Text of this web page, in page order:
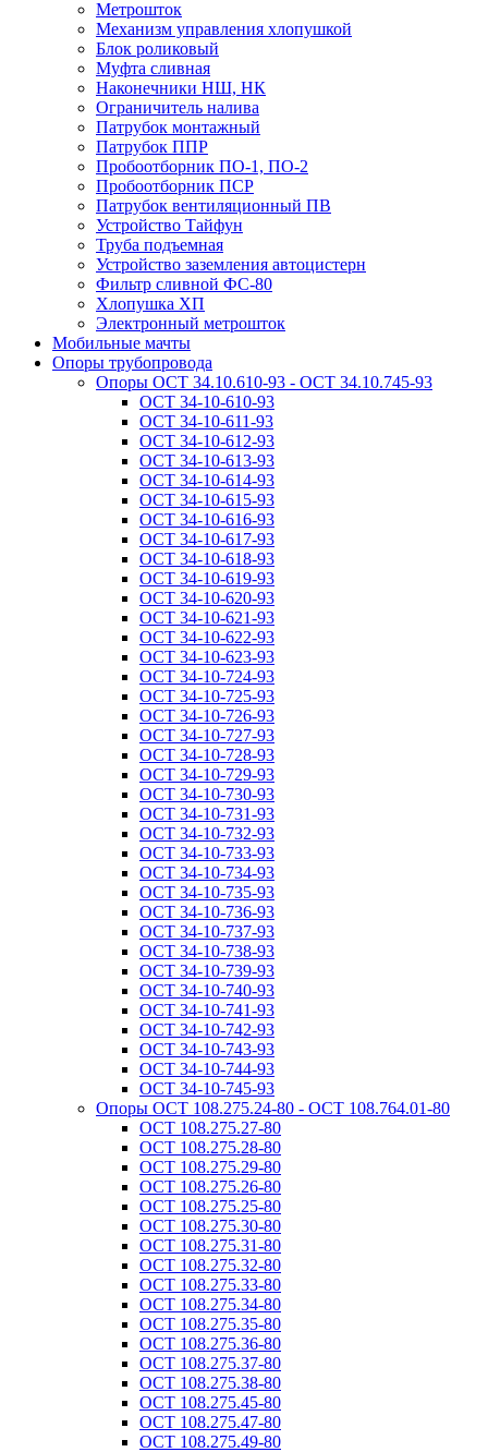
Метрошток
Механизм управления хлопушкой
Блок роликовый
Муфта сливная
Наконечники НШ, НК
Ограничитель налива
Патрубок монтажный
Патрубок ППР
Пробоотборник ПО-1, ПО-2
Пробоотборник ПСР
Патрубок вентиляционный ПВ
Устройство Тайфун
Труба подъемная
Устройство заземления автоцистерн
Фильтр сливной ФС-80
Хлопушка ХП
Электронный метрошток
Мобильные мачты
Опоры трубопровода
Опоры ОСТ 34.10.610-93 - ОСТ 34.10.745-93
ОСТ 34-10-610-93
ОСТ 34-10-611-93
ОСТ 34-10-612-93
ОСТ 34-10-613-93
ОСТ 34-10-614-93
ОСТ 34-10-615-93
ОСТ 34-10-616-93
ОСТ 34-10-617-93
ОСТ 34-10-618-93
ОСТ 34-10-619-93
ОСТ 34-10-620-93
ОСТ 34-10-621-93
ОСТ 34-10-622-93
ОСТ 34-10-623-93
ОСТ 34-10-724-93
ОСТ 34-10-725-93
ОСТ 34-10-726-93
ОСТ 34-10-727-93
ОСТ 34-10-728-93
ОСТ 34-10-729-93
ОСТ 34-10-730-93
ОСТ 34-10-731-93
ОСТ 34-10-732-93
ОСТ 34-10-733-93
ОСТ 34-10-734-93
ОСТ 34-10-735-93
ОСТ 34-10-736-93
ОСТ 34-10-737-93
ОСТ 34-10-738-93
ОСТ 34-10-739-93
ОСТ 34-10-740-93
ОСТ 34-10-741-93
ОСТ 34-10-742-93
ОСТ 34-10-743-93
ОСТ 34-10-744-93
ОСТ 34-10-745-93
Опоры ОСТ 108.275.24-80 - ОСТ 108.764.01-80
ОСТ 108.275.27-80
ОСТ 108.275.28-80
ОСТ 108.275.29-80
ОСТ 108.275.26-80
ОСТ 108.275.25-80
ОСТ 108.275.30-80
ОСТ 108.275.31-80
ОСТ 108.275.32-80
ОСТ 108.275.33-80
ОСТ 108.275.34-80
ОСТ 108.275.35-80
ОСТ 108.275.36-80
ОСТ 108.275.37-80
ОСТ 108.275.38-80
ОСТ 108.275.45-80
ОСТ 108.275.47-80
ОСТ 108.275.49-80